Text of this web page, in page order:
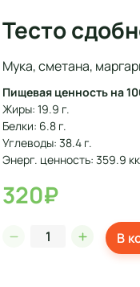
Тесто
Мука, сметана,
Пищевая ценность на
Жиры: 19.9 г.
Белки: 6.8 г.
Углеводы: 38.4 г.
Энерг. ценность: 359.9
320₽
В